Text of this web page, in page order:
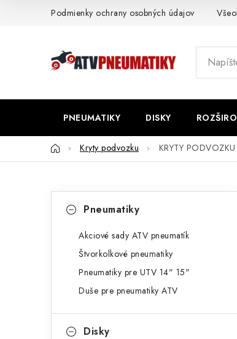
Podmienky ochrany osobných údajov
PNEUMATIKY DISKY
DomovKryty podvozku KRYTY
p
kategóriePneumatiky
Akciové sady ATV pneumatík
Štvorkolkové pneumatiky
Pneumatiky pre UTV 14" 15"
Duše pre pneumatiky ATV
Disky